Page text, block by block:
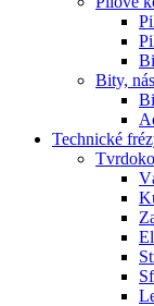
Bity,
Technické